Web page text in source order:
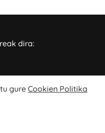
dira:
gure Cookien Politika